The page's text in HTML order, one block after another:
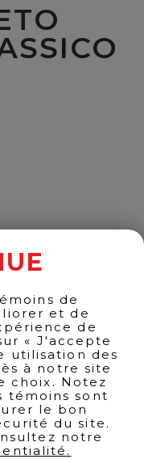
de
et de
de
« J'accepte
utilisation des
à notre site
choix. Notez
témoins sont
le bon
du site.
notre